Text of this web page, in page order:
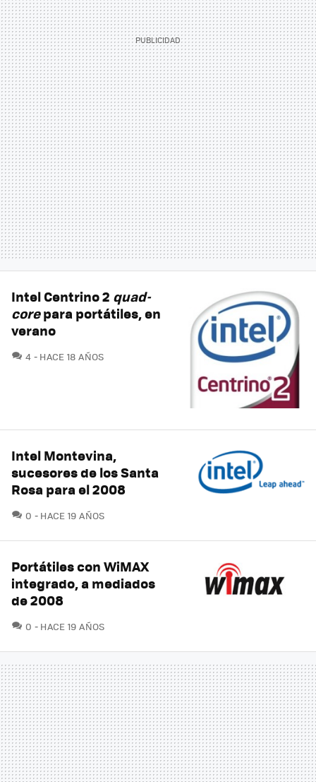
Intel Centrino 2 quad-
corepara portátiles, en
verano
4 COMENTARIOS
HACE 18 AÑOS
Intel Montevina,
sucesores de los Santa
Rosa para el 2008
0 COMENTARIOS
HACE 19 AÑOS
Portátiles con WiMAX
integrado, a mediados
de 2008
0 COMENTARIOS
HACE 19 AÑOS